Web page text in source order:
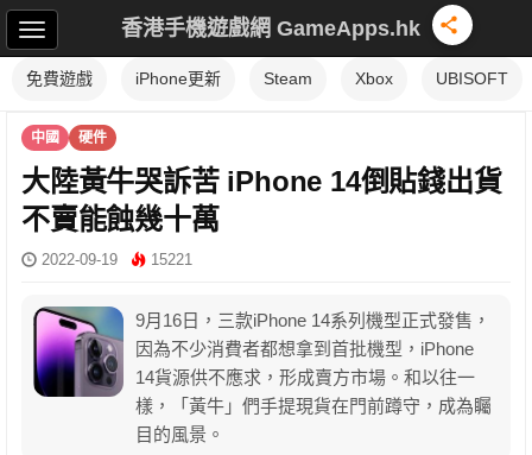
香港手機遊戲網 GameApps.hk
免費遊戲 iPhone更新 Steam Xbox UBISOFT
中國 硬件
大陸黃牛哭訴苦 iPhone 14倒貼錢出貨
不賣能蝕幾十萬
2022-09-19 15221
9月16日，三款iPhone 14系列機型正式發售，
因為不少消費者都想拿到首批機型，iPhone
14貨源供不應求，形成賣方市場。和以往一
樣，「黃牛」們手提現貨在門前蹲守，成為矚
目的風景。